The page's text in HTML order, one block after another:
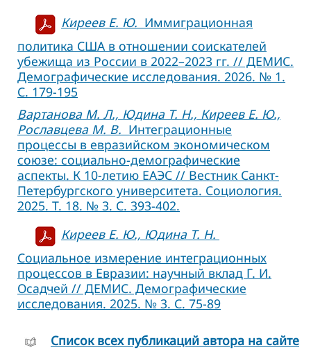
Киреев Е. Ю. Иммиграционная
политика США в отношении соискателей
убежища из России в 2022–2023 гг. // ДЕМИС.
Демографические исследования. 2026. № 1.
С. 179-195
Вартанова М. Л., Юдина Т. Н., Киреев Е. Ю.,
Рославцева М. В. Интеграционные
процессы в евразийском экономическом
союзе: социально-демографические
аспекты. К 10-летию ЕАЭС // Вестник Санкт-
Петербургского университета. Социология.
2025. Т. 18. № 3. С. 393-402.
Киреев Е. Ю., Юдина Т. Н.
Социальное измерение интеграционных
процессов в Евразии: научный вклад Г. И.
Осадчей // ДЕМИС. Демографические
исследования. 2025. № 3. С. 75-89
Cписок всех публикаций автора на сайте